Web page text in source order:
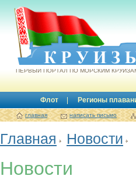
Круизы.by
ПЕРВЫЙ ПОРТАЛ ПО МОРСКИМ
Флот Регионы
главная написать письмо
Главная Новости
Новости